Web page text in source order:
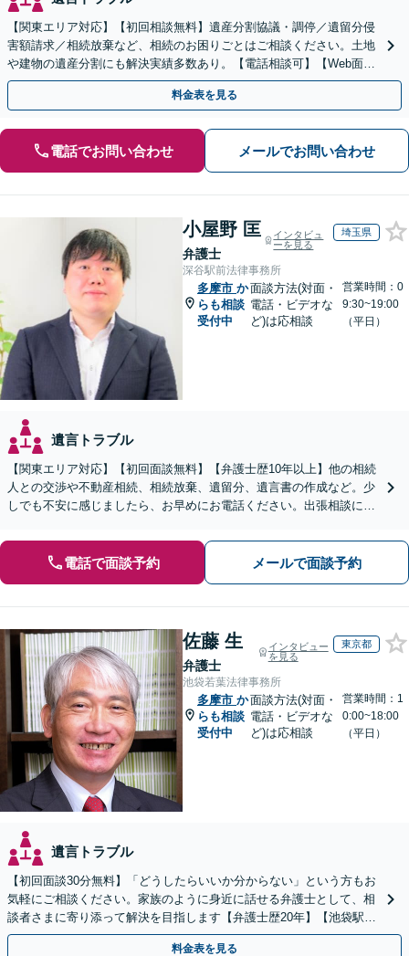
【関東エリア対応】【初回相談無料】遺産分割協議・調停／遺留分侵
害額請求／相続放棄など、相続のお困りごとはご相談ください。土地
や建物の遺産分割にも解決実績多数あり。【電話相談可】【Web面談
可】遺言書作成や財産の整理など生前対策もサポート
料金表を見る
電話でお問い合わせ メールでお問い合わせ
小屋野 匡
弁護士
インタビュ
ーを見る
埼玉県
深谷駅前法律事務所
多摩市 か
らも相談
受付中
面談方法(対面・
電話・ビデオな
ど)は応相談
営業時間：0
9:30~19:00
（平日）
遺言トラブル
【関東エリア対応】【初回面談無料】【弁護士歴10年以上】他の相続
人との交渉や不動産相続、相続放棄、遺留分、遺言書の作成など。少
しでも不安に感じましたら、お早めにお電話ください。出張相談に対
電話で面談予約 メールで面談予約
佐藤 生
弁護士
インタビュー
を見る
東京都
池袋若葉法律事務所
多摩市 か
らも相談
受付中
面談方法(対面・
電話・ビデオな
ど)は応相談
営業時間：1
0:00~18:00
（平日）
遺言トラブル
【初回面談30分無料】「どうしたらいいか分からない」という方もお
気軽にご相談ください。家族のように身近に話せる弁護士として、相
談者さまに寄り添って解決を目指します【弁護士歴20年】【池袋駅5
分】
料金表を見る